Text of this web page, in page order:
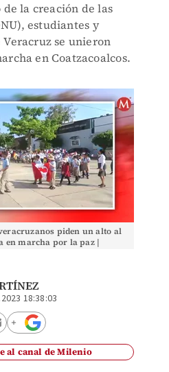
la creación de las
estudiantes y
se unieron
en Coatzacoalcos.
piden un alto al
en marcha por la paz |
18:38:03
al canal de Milenio